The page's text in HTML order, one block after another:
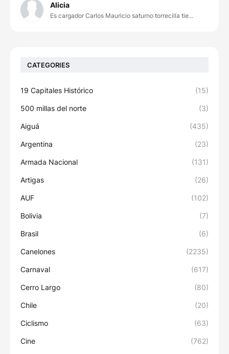
Alicia
Es cargador Carlos Mauricio saturno torrecilla tie...
CATEGORIES
19 Capitales Histórico (15)
500 millas del norte (3)
Aiguá (435)
Argentina (23)
Armada Nacional (131)
Artigas (26)
AUF (102)
Bolivia (7)
Brasil (6)
Canelones (2235)
Carnaval (617)
Cerro Largo (80)
Chile (20)
Ciclismo (63)
Cine (762)